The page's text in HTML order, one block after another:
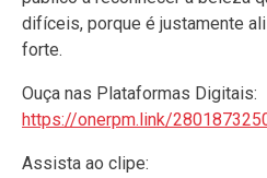
difíceis, porque é justamente
forte.
Ouça nas Plataformas Digitais:
https://onerpm.link/
Assista ao clipe: